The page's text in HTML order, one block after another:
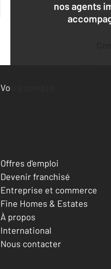
nos agents
Votre compte :
Accéder à mon compte
Offres d'emploi
Devenir franchisé
Entreprise et commerce
Fine Homes & Estates
À propos
International
Nous contacter